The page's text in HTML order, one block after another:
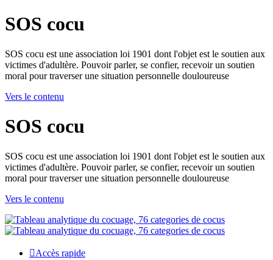
SOS cocu
SOS cocu est une association loi 1901 dont l'objet est le soutien aux
victimes d'adultère. Pouvoir parler, se confier, recevoir un soutien
moral pour traverser une situation personnelle douloureuse
Vers le contenu
SOS cocu
SOS cocu est une association loi 1901 dont l'objet est le soutien aux
victimes d'adultère. Pouvoir parler, se confier, recevoir un soutien
moral pour traverser une situation personnelle douloureuse
Vers le contenu
Accès rapide